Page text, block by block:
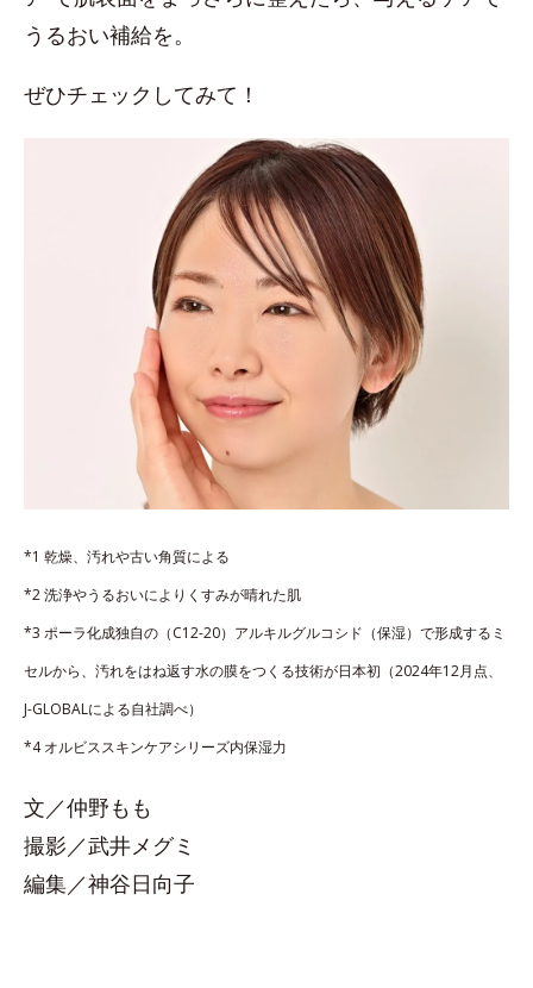
うるおい補給を。
ぜひチェックしてみて！
*1 乾燥、汚れや古い角質による
*2 洗浄やうるおいによりくすみが晴れた肌
*3 ポーラ化成独自の（C12-20）アルキルグルコシド（保湿）で形成するミ
セルから、汚れをはね返す水の膜をつくる技術が日本初（2024年12月点、
J-GLOBALによる自社調べ）
*4 オルビススキンケアシリーズ内保湿力
文／仲野もも
撮影／武井メグミ
編集／神谷日向子